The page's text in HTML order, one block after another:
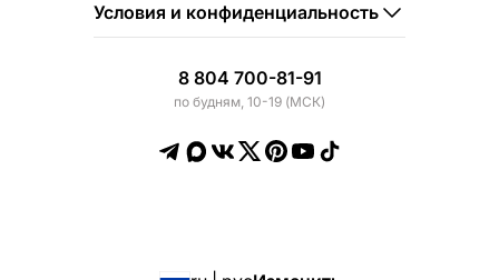
Условия и конфиденциальность
8 804 700-81-91
по будням, 10-19 (МСК)